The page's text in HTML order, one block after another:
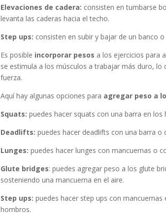
Elevaciones de cadera: consisten en tumbarse
levanta las caderas hacia el techo.
Step ups: consisten en subir y bajar de un banco
Es posible incorporar pesos a los ejercicios para
se estimula a los músculos a trabajar más duro,
fuerza.
Aquí hay algunas opciones para agregar peso a
Squats: puedes hacer squats con una barra en
Deadlifts: puedes hacer deadlifts con una barra o
Lunges: puedes hacer lunges con mancuernas o
Glute bridges: puedes agregar peso a los glute
sosteniendo una mancuerna en el aire.
Step ups: puedes hacer step ups con
hombros.